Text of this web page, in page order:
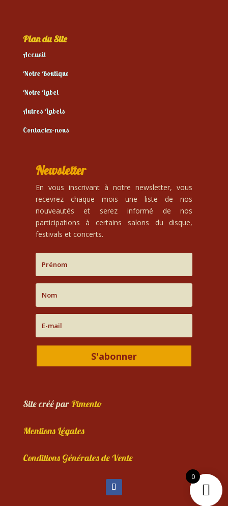
Plan du Site
Accueil
Notre Boutique
Notre Label
Autres Labels
Contactez-nous
Newsletter
En vous inscrivant à notre newsletter, vous
recevrez chaque mois une liste de nos
nouveautés et serez informé de nos
participations à certains salons du disque,
festivals et concerts.
S'abonner
Site créé parPimento
Mentions Légales
Conditions Générales de Vente
0